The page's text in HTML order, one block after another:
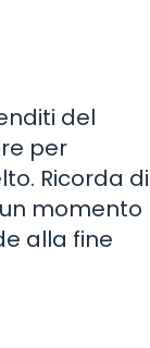
del
per
Ricorda di
momento
alla fine